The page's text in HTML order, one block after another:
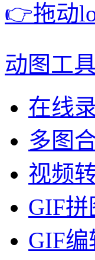
👉拖动
动图工
在线
多图
视频
GIF拼
GIF编